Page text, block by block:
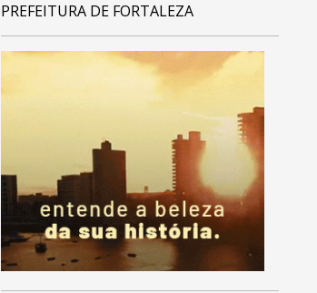
PREFEITURA DE FORTALEZA